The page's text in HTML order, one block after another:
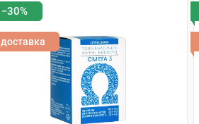
−30%
доставка